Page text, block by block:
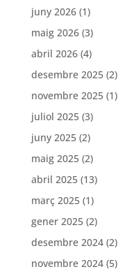
juny 2026(1)
maig 2026(3)
abril 2026(4)
desembre 2025(2)
novembre 2025(1)
juliol 2025(3)
juny 2025(2)
maig 2025(2)
abril 2025(13)
març 2025(1)
gener 2025(2)
desembre 2024(2)
novembre 2024(5)